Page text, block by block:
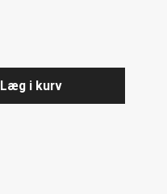
Læg i kurv